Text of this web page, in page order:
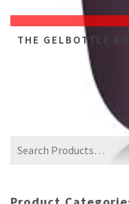
THE GELBOTTLE
16,88